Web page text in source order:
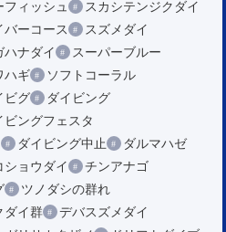
フィッシュ
スカシテンジクダイ
バーコース
スズメダイ
ハナダイ
スーパーブルー
ハギ
ソフトコーラル
ビグ
ダイビング
ビングフェスタ
ダイビング中止
ダルマハゼ
ョウダイ
チンアナゴ
ツノダシの群れ
ダイ群
デバスズメダイ